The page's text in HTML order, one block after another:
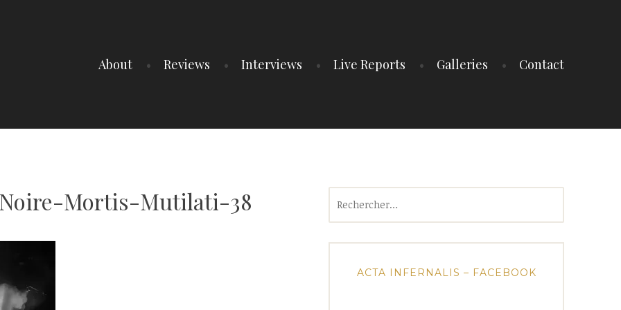
About Reviews Interviews Live Reports Galleries Contact
Mortis-Mutilati-38
ACTA INFERNALIS – FACEBOOK